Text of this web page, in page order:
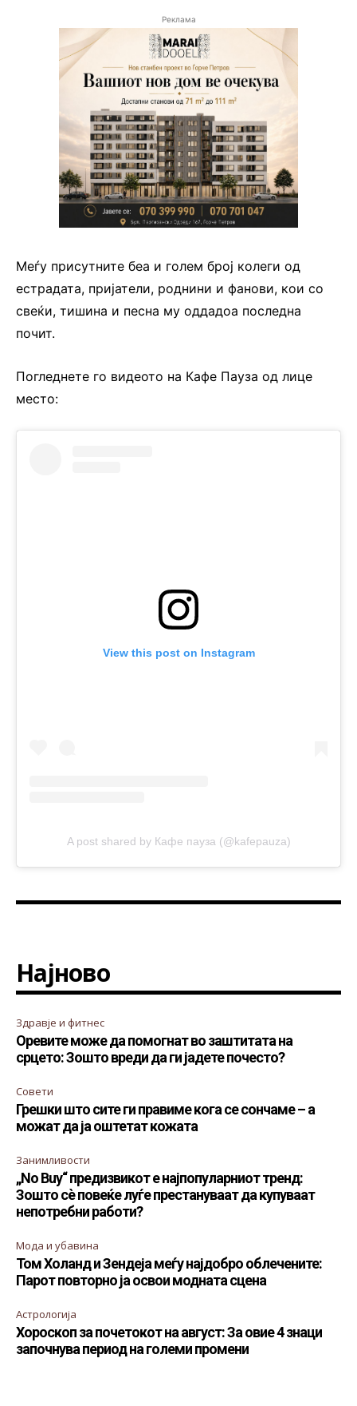
Реклама
Меѓу присутните беа и голем број колеги од
естрадата, пријатели, роднини и фанови, кои со
свеќи, тишина и песна му оддадоа последна
почит.
Погледнете го видеото на Кафе Пауза од лице
место:
View this post on Instagram
A post shared by Кафе пауза (@kafepauza)
Најново
Здравје и фитнес
Оревите може да помогнат во заштитата на
срцето: Зошто вреди да ги јадете почесто?
Совети
Грешки што сите ги правиме кога се сончаме – а
можат да ја оштетат кожата
Занимливости
„No Buy“ предизвикот е најпопуларниот тренд:
Зошто сè повеќе луѓе престануваат да купуваат
непотребни работи?
Мода и убавина
Том Холанд и Зендеја меѓу најдобро облечените:
Парот повторно ја освои модната сцена
Астрологија
Хороскоп за почетокот на август: За овие 4 знаци
започнува период на големи промени